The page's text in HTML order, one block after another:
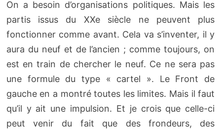
On a besoin d’organisations politiques. Mais les
partis issus du XXe siècle ne peuvent plus
fonctionner comme avant. Cela va s’inventer, il y
aura du neuf et de l’ancien ; comme toujours, on
est en train de chercher le neuf. Ce ne sera pas
une formule du type « cartel ». Le Front de
gauche en a montré toutes les limites. Mais il faut
qu’il y ait une impulsion. Et je crois que celle-ci
peut venir du fait que des frondeurs, des